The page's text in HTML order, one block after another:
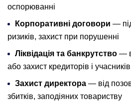
оспорюванні
Корпоративні договори —
ризиків, захист при порушенні
Ліквідація та банкрутство —
або захист кредиторів і учасників
Захист директора — від
збитків, заподіяних товариству